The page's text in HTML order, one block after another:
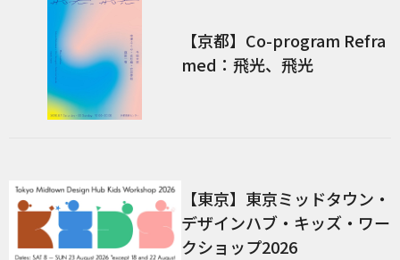
【京都】Co-program Refra
med：飛光、飛光
【東京】東京ミッドタウン・
デザインハブ・キッズ・ワー
クショップ2026